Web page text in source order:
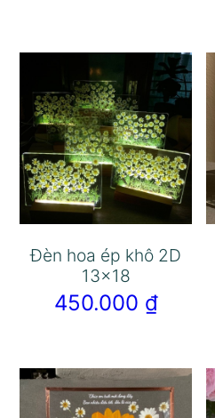
Đèn hoa ép khô 2D
13×18
450.000 ₫